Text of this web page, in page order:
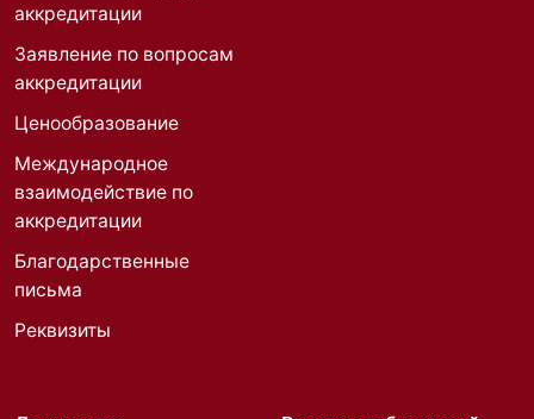
аккредитации
Заявление по вопросам
аккредитации
Ценообразование
Международное
взаимодействие по
аккредитации
Благодарственные
письма
Реквизиты